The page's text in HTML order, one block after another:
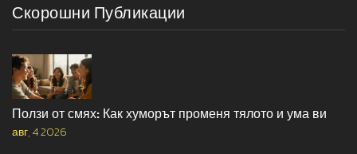
Скорошни Публикации
Ползи от смях: Как хуморът променя тялото и ума ви
авг, 4 2026